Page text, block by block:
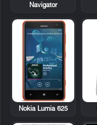
Navigator
Nokia Lumia 625